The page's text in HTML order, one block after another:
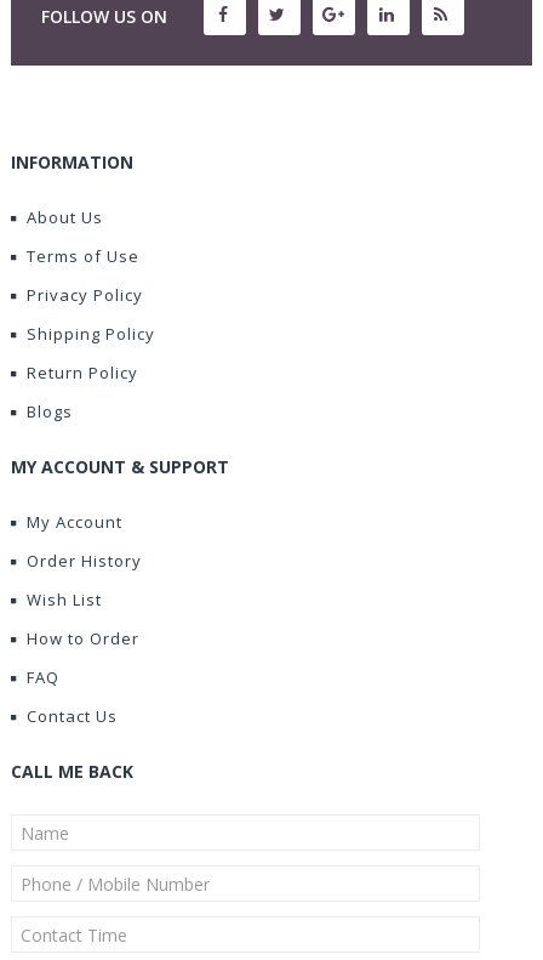
FOLLOW US ON
INFORMATION
About Us
Terms of Use
Privacy Policy
Shipping Policy
Return Policy
Blogs
MY ACCOUNT & SUPPORT
My Account
Order History
Wish List
How to Order
FAQ
Contact Us
CALL ME BACK